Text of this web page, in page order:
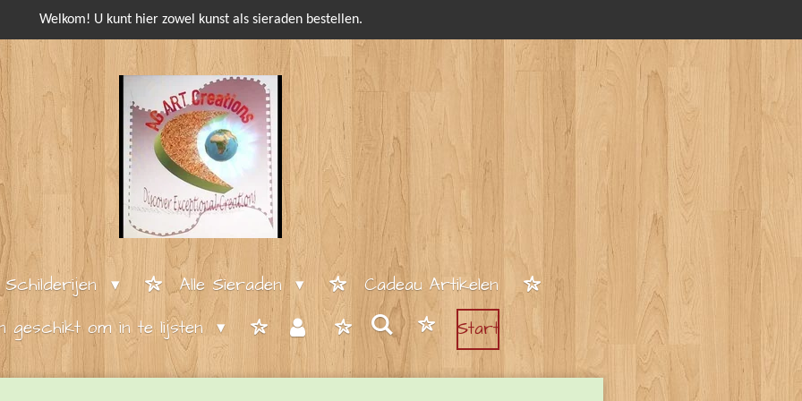
Welkom! U kunt hier zowel kunst als sieraden bestellen.
Schilderijen Alle Sieraden
Cadeau Artikelen
geschikt om in te lijsten
Start